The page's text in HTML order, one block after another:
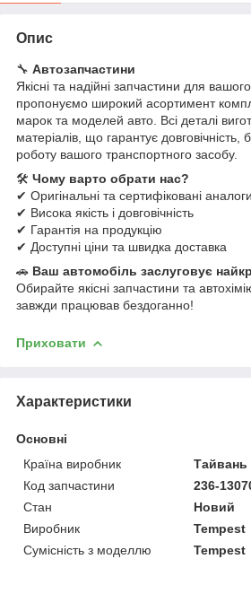
Опис
🔧 Автозапчастини
Якісні та надійні запчастини для
пропонуємо широкий асортимент
марок та моделей авто. Всі деталі
матеріалів, що гарантує
роботу вашого транспортного засобу.
🛠 Чому варто обрати нас?
✔ Оригінальні та сертифіковані аналоги
✔ Висока якість і довговічність
✔ Гарантія на продукцію
✔ Доступні ціни та швидка доставка
🚗 Ваш автомобіль заслуговує
Обирайте якісні запчастини та
завжди працював бездоганно!
Приховати
Характеристики
Основні
Країна виробник
Тайвань
Код запчастини
236-
Стан
Новий
Виробник
Tempest
Сумісність з моделлю
Tempest